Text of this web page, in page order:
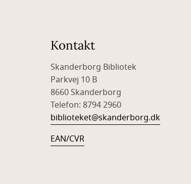
Kontakt
Skanderborg Bibliotek
Parkvej 10 B
8660 Skanderborg
Telefon: 8794 2960
biblioteket@skanderborg.dk
EAN/CVR